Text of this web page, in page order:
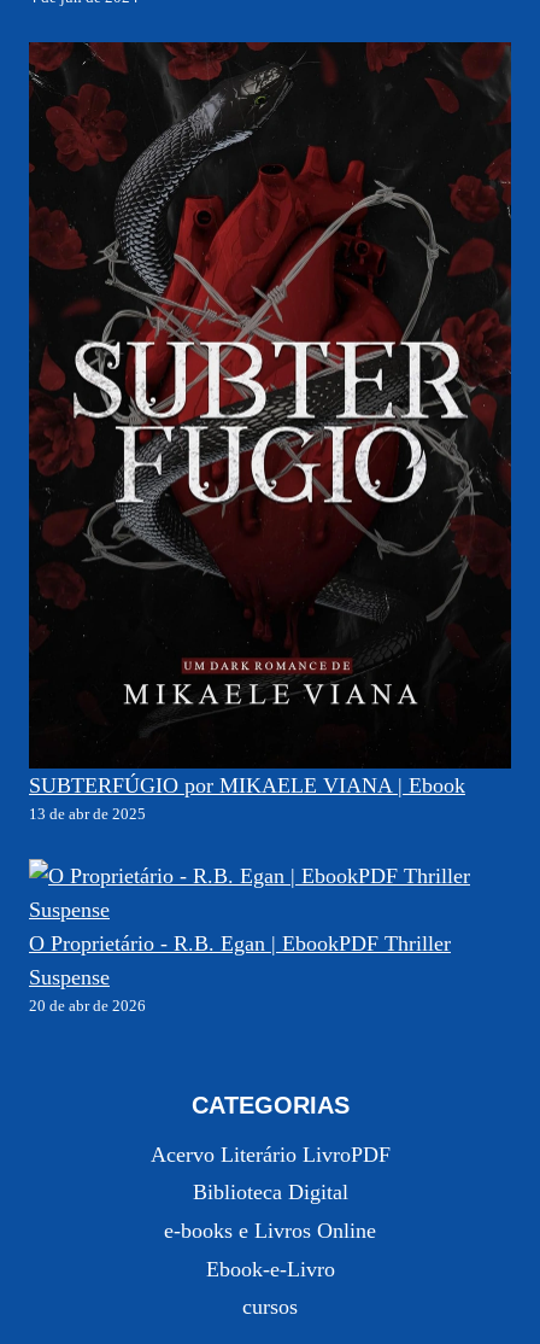
SUBTERFÚGIO por MIKAELE VIANA | Ebook
13 de abr de 2025
O Proprietário - R.B. Egan | EbookPDF Thriller
Suspense
20 de abr de 2026
CATEGORIAS
Acervo Literário LivroPDF
Biblioteca Digital
e-books e Livros Online
Ebook-e-Livro
cursos